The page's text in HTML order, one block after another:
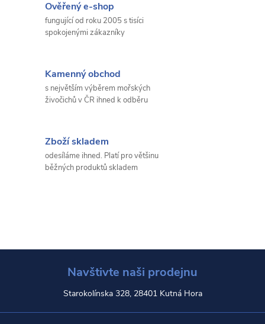
Ověřený e-shop
fungující od roku 2005 s tisíci
spokojenými zákazníky
Kamenný obchod
s největším výběrem mořských
živočichů v ČR ihned k odběru
Zboží skladem
odesíláme ihned. Platí pro většinu
běžných produktů skladem
Navštivte naši prodejnu
Starokolínska 328, 28401 Kutná Hora